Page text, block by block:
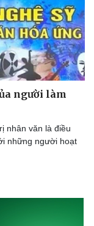
người làm
nhân văn là điều
những người hoạt